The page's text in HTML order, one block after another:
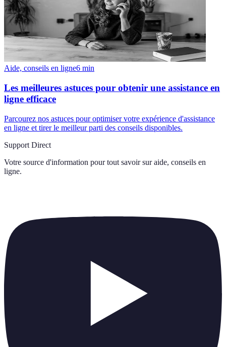
Aide, conseils en ligne6 min
Les meilleures astuces pour obtenir une assistance en
ligne efficace
Parcourez nos astuces pour optimiser votre expérience d'assistance
en ligne et tirer le meilleur parti des conseils disponibles.
Support Direct
Votre source d'information pour tout savoir sur aide, conseils en
ligne.